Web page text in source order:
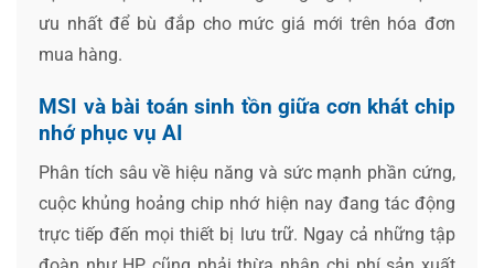
ưu nhất để bù đắp cho mức giá mới trên hóa đơn
mua hàng.
MSI và bài toán sinh tồn giữa cơn khát chip
nhớ phục vụ AI
Phân tích sâu về hiệu năng và sức mạnh phần cứng,
cuộc khủng hoảng chip nhớ hiện nay đang tác động
trực tiếp đến mọi thiết bị lưu trữ. Ngay cả những tập